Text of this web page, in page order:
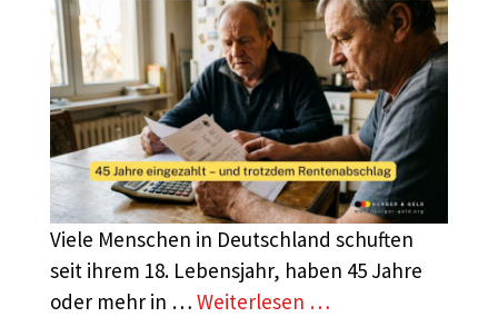
Viele Menschen in Deutschland schuften
seit ihrem 18. Lebensjahr, haben 45 Jahre
oder mehr in … Weiterlesen …